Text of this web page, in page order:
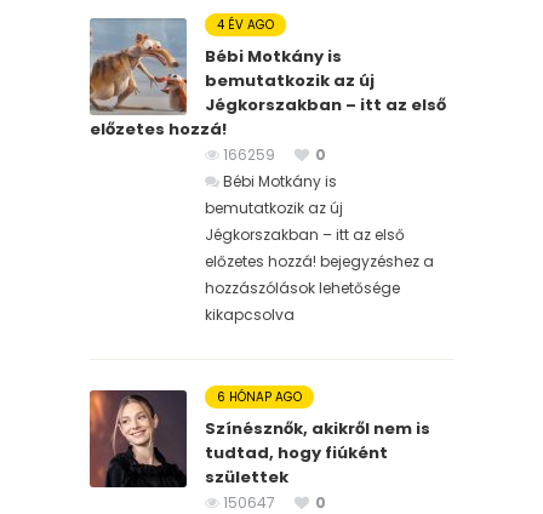
4 ÉV AGO
Bébi Motkány is
bemutatkozik az új
Jégkorszakban – itt az első
előzetes hozzá!
166259
0
Bébi Motkány is
bemutatkozik az új
Jégkorszakban – itt az első
előzetes hozzá! bejegyzéshez a
hozzászólások lehetősége
kikapcsolva
6 HÓNAP AGO
Színésznők, akikről nem is
tudtad, hogy fiúként
születtek
150647
0